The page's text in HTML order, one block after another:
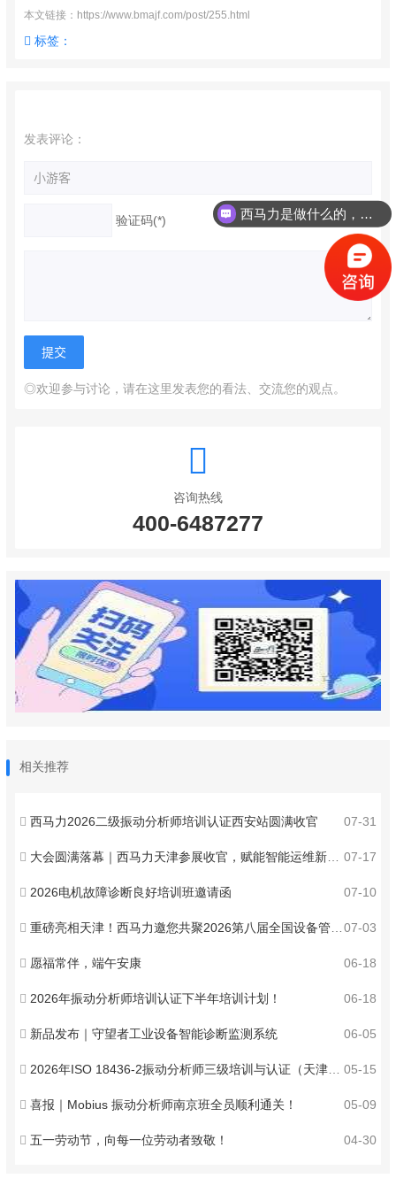
本文链接：https://www.bmajf.com/post/255.html
标签：
发表评论：
验证码(*)
◎欢迎参与讨论，请在这里发表您的看法、交流您的观点。
咨询热线
400-6487277
相关推荐
07-31
西马力2026二级振动分析师培训认证西安站圆满收官
07-17
大会圆满落幕｜西马力天津参展收官，赋能智能运维新发展
07-10
2026电机故障诊断良好培训班邀请函
07-03
重磅亮相天津！西马力邀您共聚2026第八届全国设备管理与技术创新成果交流大会 ！
06-18
愿福常伴，端午安康
06-18
2026年振动分析师培训认证下半年培训计划！
06-05
新品发布｜守望者工业设备智能诊断监测系统
05-15
2026年ISO 18436-2振动分析师三级培训与认证（天津）火热报名中！
05-09
喜报｜Mobius 振动分析师南京班全员顺利通关！
04-30
五一劳动节，向每一位劳动者致敬！
西马力是做什么的，可以介绍下你们的产品么？